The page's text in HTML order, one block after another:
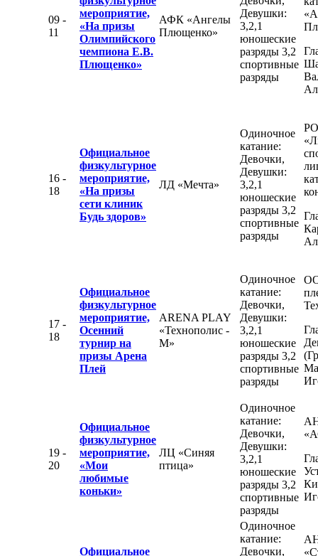
09 -
11
мероприятие,
«На призы
Олимпийского
чемпиона Е.В.
Плющенко»
АФК «Ангелы
Плющенко»
Девушки:
3,2,1
юношеские
разряды 3,2
спортивные
разряды
16 -
18
Официальное
физкультурное
мероприятие,
«На призы
сети клиник
Будь здоров»
ЛД «Мечта»
Одиночное
катание:
Девочки,
Девушки:
3,2,1
юношеские
разряды 3,2
спортивные
разряды
17 -
18
Официальное
физкультурное
мероприятие,
Осенний
турнир на
призы Арена
Плей
ARENA PLAY
«Технополис -
М»
Одиночное
катание:
Девочки,
Девушки:
3,2,1
юношеские
разряды 3,2
спортивные
разряды
19 -
20
Официальное
физкультурное
мероприятие,
«Мои
любимые
коньки»
ЛЦ «Синяя
птица»
Одиночное
катание:
Девочки,
Девушки:
3,2,1
юношеские
разряды 3,2
спортивные
разряды
Официальное
Одиночное
катание:
Девочки,